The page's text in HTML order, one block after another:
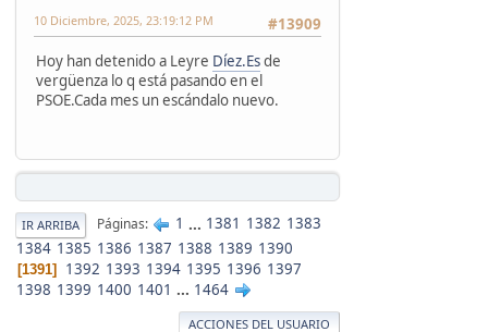
#13909
10 Diciembre, 2025, 23:19:12 PM
Hoy han detenido a Leyre Díez.Esde
vergüenza lo q está pasando en el
PSOE.Cada mes un escándalo nuevo.
IR ARRIBA Páginas 1 ... 1381 1382 1383
1384 1385 1386 1387 1388 1389 1390
1391 1392 1393 1394 1395 1396 1397
1398 1399 1400 1401 ... 1464
ACCIONES DEL USUARIO